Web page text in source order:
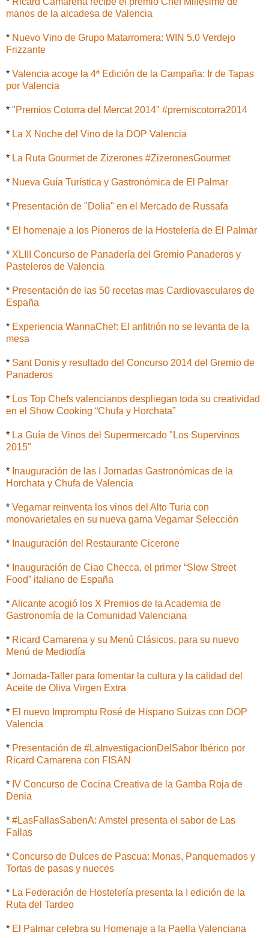
manos de la alcadesa de Valencia
* Nuevo Vino de Grupo Matarromera: WIN 5.0 Verdejo
Frizzante
* Valencia acoge la 4ª Edición de la Campaña: Ir de Tapas
por Valencia
* "Premios Cotorra del Mercat 2014" #premiscotorra2014
* La X Noche del Vino de la DOP Valencia
* La Ruta Gourmet de Zizerones #ZizeronesGourmet
* Nueva Guía Turística y Gastronómica de El Palmar
* Presentación de "Dolia" en el Mercado de Russafa
* El homenaje a los Pioneros de la Hostelería de El Palmar
* XLIII Concurso de Panadería del Gremio Panaderos y
Pasteleros de Valencia
* Presentación de las 50 recetas mas Cardiovasculares de
España
* Experiencia WannaChef: El anfitrión no se levanta de la
mesa
* Sant Donis y resultado del Concurso 2014 del Gremio de
Panaderos
* Los Top Chefs valencianos despliegan toda su creatividad
en el Show Cooking “Chufa y Horchata”
* La Guía de Vinos del Supermercado "Los Supervinos
2015"
* Inauguración de las I Jornadas Gastronómicas de la
Horchata y Chufa de Valencia
* Vegamar reinventa los vinos del Alto Turia con
monovarietales en su nueva gama Vegamar Selección
* Inauguración del Restaurante Cicerone
* Inauguración de Ciao Checca, el primer “Slow Street
Food” italiano de España
*Alicante acogió los X Premios de la Academia de
Gastronomía de la Comunidad Valenciana
* Ricard Camarena y su Menú Clásicos, para su nuevo
Menú de Mediodía
* Jornada-Taller para fomentar la cultura y la calidad del
Aceite de Oliva Virgen Extra
* El nuevo Impromptu Rosé de Hispano Suizas con DOP
Valencia
* Presentación de #LaInvestigacionDelSabor Ibérico por
Ricard Camarena con FISAN
* IV Concurso de Cocina Creativa de la Gamba Roja de
Denia
* #LasFallasSabenA: Amstel presenta el sabor de Las
Fallas
* Concurso de Dulces de Pascua: Monas, Panquemados y
Tortas de pasas y nueces
* La Federación de Hostelería presenta la I edición de la
Ruta del Tardeo
* El Palmar celebra su Homenaje a la Paella Valenciana